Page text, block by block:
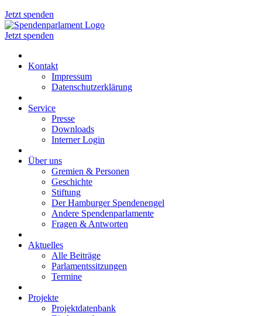
Jetzt spenden
Jetzt spenden
Kontakt
Impressum
Datenschutzerklärung
Service
Presse
Downloads
Interner Login
Über uns
Gremien & Personen
Geschichte
Stiftung
Der Hamburger Spendenengel
Andere Spendenparlamente
Fragen & Antworten
Aktuelles
Alle Beiträge
Parlamentssitzungen
Termine
Projekte
Projektdatenbank